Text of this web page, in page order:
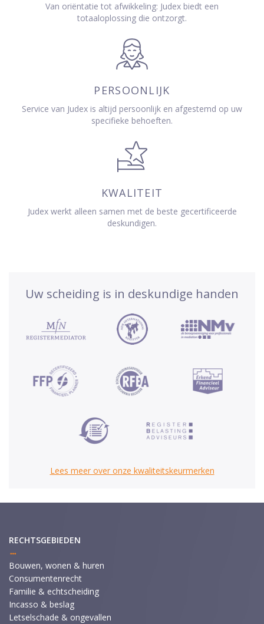
Van oriëntatie tot afwikkeling: Judex biedt een
totaaloplossing die ontzorgt.
PERSOONLIJK
Service van Judex is altijd persoonlijk en afgestemd op uw
specifieke behoeften.
KWALITEIT
Judex werkt alleen samen met de beste gecertificeerde
deskundigen.
Uw scheiding is in deskundige handen
Lees meer over onze kwaliteitskeurmerken
RECHTSGEBIEDEN
Bouwen, wonen & huren
Consumentenrecht
Familie & echtscheiding
Incasso & beslag
Letselschade & ongevallen